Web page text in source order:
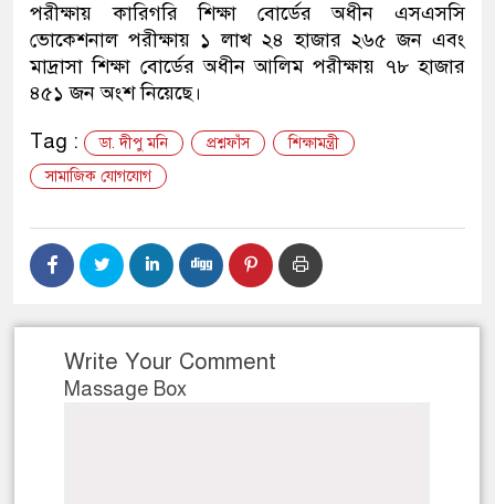
পরীক্ষায় কারিগরি শিক্ষা বোর্ডের অধীন এসএসসি
ভোকেশনাল পরীক্ষায় ১ লাখ ২৪ হাজার ২৬৫ জন এবং
মাদ্রাসা শিক্ষা বোর্ডের অধীন আলিম পরীক্ষায় ৭৮ হাজার
৪৫১ জন অংশ নিয়েছে।
Tag :
ডা. দীপু মনি প্রশ্নফাঁস
শিক্ষামন্ত্রী
সামাজিক যোগযোগ
Write Your Comment
Massage Box